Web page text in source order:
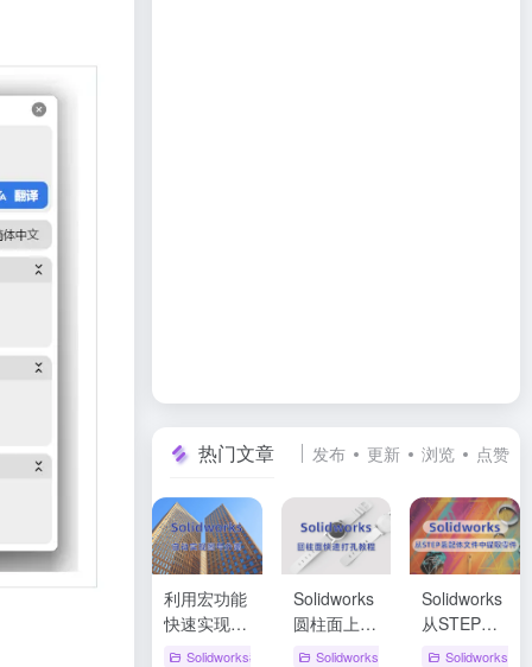
热门文章 发布 更新 浏览 点赞
利用宏功能
快速实现
Solidworks
Solidworks教程 # Solidworks图号分离 # Solidworks宏
Solidworks
圆柱面上打
孔，可以轻
Solidworks技巧 # Solidworks圆柱
Solidworks
从STEP装
配体文件中
Solidworks教